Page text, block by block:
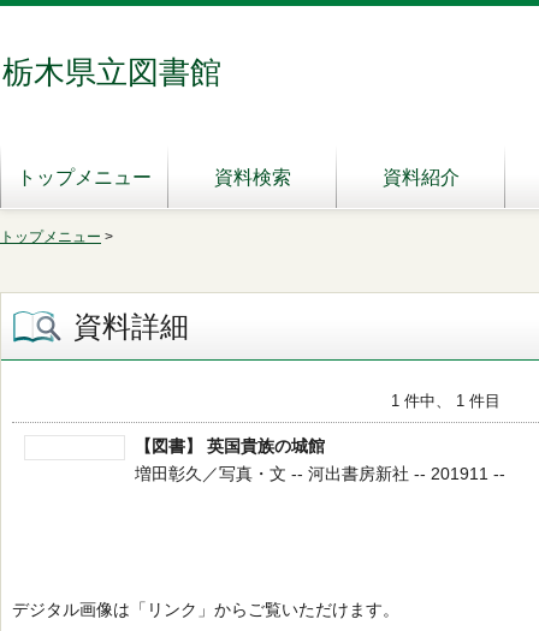
栃木県立図書館
トップメニュー 資料検索 資料紹介
トップメニュー >
資料詳細
1 件中、 1 件目
【図書】 英国貴族の城館
増田彰久／写真・文 -- 河出書房新社 -- 201911 --
デジタル画像は「リンク」からご覧いただけます。